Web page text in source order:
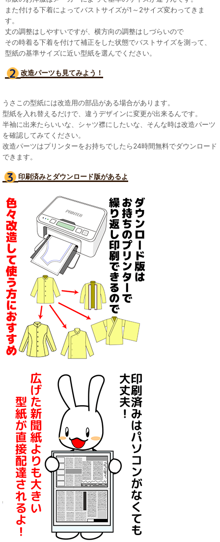
また付ける下着によってバストサイズが1～2サイズ変わってきま
す。
丈の調整はしやすいですが、横方向の調整はしづらいので
その時着る下着を付けて補正をした状態でバストサイズを測って、
型紙の基準サイズに近い型紙を選んでください。
改造パーツも見てみよう！
うさこの型紙には改造用の部品がある場合があります。
型紙を入れ替えるだけで、違うデザインに変更が出来るんです。
半袖に出来たらいいな、シャツ襟にしたいな、そんな時は改造パーツ
を確認してみてください。
改造パーツはプリンターをお持ちでしたら24時間無料でダウンロード
できます。
印刷済みとダウンロード版があるよ